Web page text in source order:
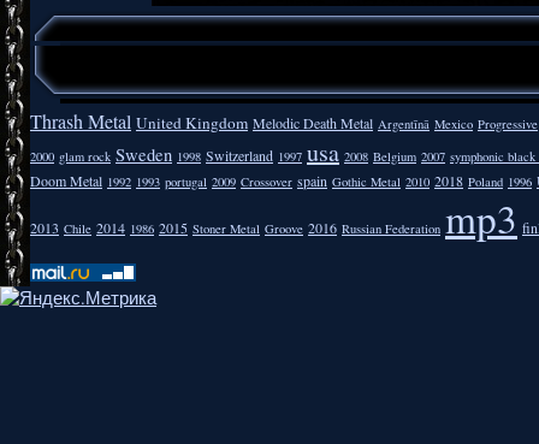
Thrash Metal United Kingdom Melodic Death Metal Argentīnā Mexico Progressive
2000 glam rock Sweden 1998 Switzerland 1997 usa 2008 Belgium 2007 symphonic
Doom Metal 1992 1993 portugal 2009 Crossover spain Gothic Metal 2010 2018 Poland 1996
2013 Chile 2014 1986 2015 Stoner Metal Groove 2016 Russian Federation mp3